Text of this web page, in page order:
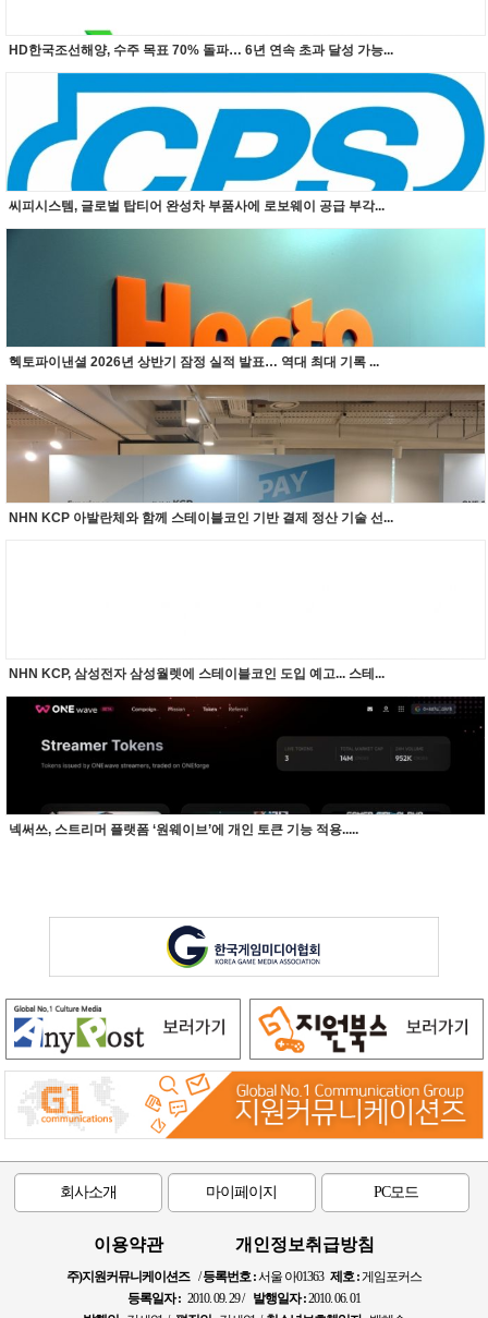
HD한국조선해양, 수주 목표 70% 돌파… 6년 연속 초과 달성 가능...
씨피시스템, 글로벌 탑티어 완성차 부품사에 로보웨이 공급 부각...
헥토파이낸셜 2026년 상반기 잠정 실적 발표… 역대 최대 기록 ...
NHN KCP 아발란체와 함께 스테이블코인 기반 결제 정산 기술 선...
NHN KCP, 삼성전자 삼성월렛에 스테이블코인 도입 예고... 스테...
넥써쓰, 스트리머 플랫폼 ‘원웨이브’에 개인 토큰 기능 적용.....
회사소개 마이페이지 PC모드
이용약관 개인정보취급방침
주)지원커뮤니케이션즈/등록번호 :서울 아01363 제호 :게임포커스
등록일자 : 2010. 09. 29 / 발행일자 :2010. 06. 01